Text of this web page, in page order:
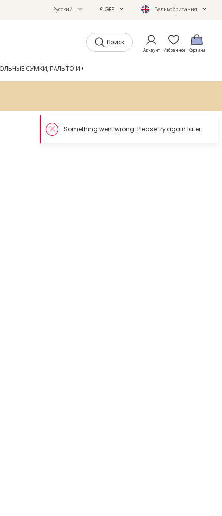
Русский £ GBP Великобритания
Поиск
Аккаунт Избранное Корзина
СУМКИ, ПАЛЬТО И ОБУВЬ